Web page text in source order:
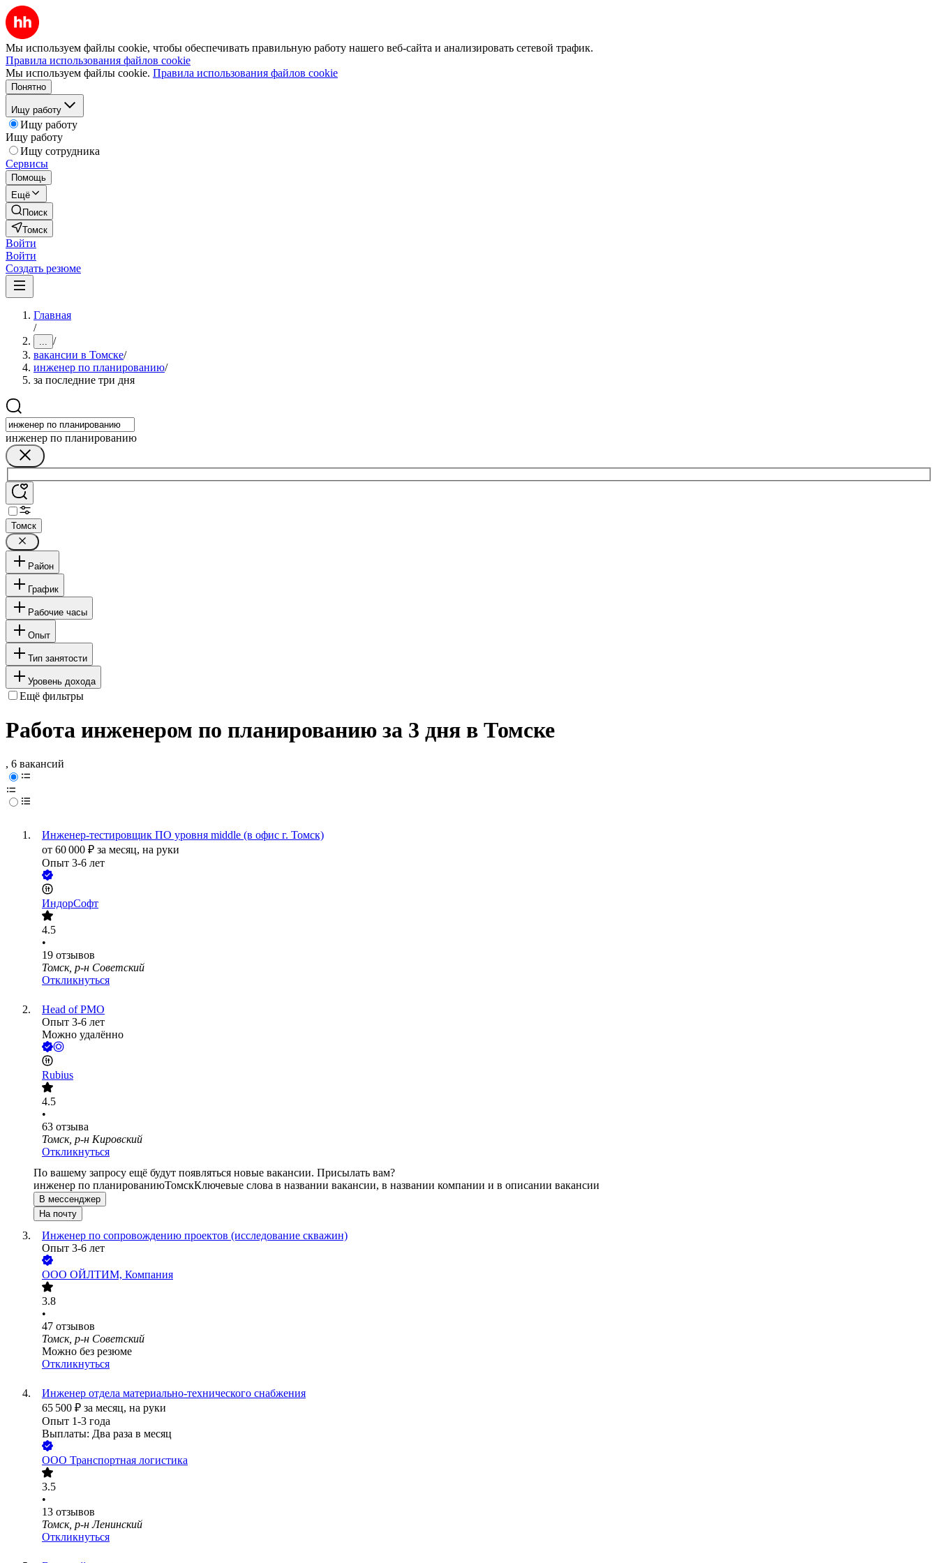
Мы используем файлы cookie, чтобы обеспечивать правильную работу нашего веб-сайта и анализировать сетевой трафик.
Правила использования файлов cookie
Мы используем файлы cookie. Правила использования файлов cookie
Понятно
Ищу работу
Ищу работу
Ищу работу
Ищу сотрудника
Сервисы
Помощь
Ещё
Поиск
Томск
Войти
Войти
Создать резюме
Главная
/
... /
вакансии в Томске/
инженер по планированию/
за последние три дня
инженер по планированию
Томск
Район
График
Рабочие часы
Опыт
Тип занятости
Уровень дохода
Ещё фильтры
Работа инженером по планированию за 3 дня в Томске
, 6 вакансий
Инженер-тестировщик ПО уровня middle (в офис г. Томск)
от 60 000 ₽ за месяц, на руки
Опыт 3-6 лет
ИндорСофт
4.5
•
19 отзывов
Томск, р-н Советский
Откликнуться
Head of PMO
Опыт 3-6 лет
Можно удалённо
Rubius
4.5
•
63 отзыва
Томск, р-н Кировский
Откликнуться
По вашему запросу ещё будут появляться новые вакансии. Присылать вам?
инженер по планированиюТомскКлючевые слова в названии вакансии, в названии компании и в описании вакансии
В мессенджер
На почту
Инженер по сопровождению проектов (исследование скважин)
Опыт 3-6 лет
ООО ОЙЛТИМ, Компания
3.8
•
47 отзывов
Томск, р-н Советский
Можно без резюме
Откликнуться
Инженер отдела материально-технического снабжения
65 500 ₽ за месяц, на руки
Опыт 1-3 года
Выплаты: Два раза в месяц
ООО Транспортная логистика
3.5
•
13 отзывов
Томск, р-н Ленинский
Откликнуться